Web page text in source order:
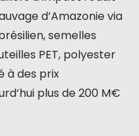
d’Amazonie via
semelles
PET, polyester
à des prix
plus de 200 M€